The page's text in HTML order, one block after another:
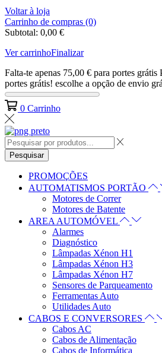
Voltar à loja
Carrinho de compras (0)
Subtotal: 0,00 €
Ver carrinhoFinalizar
Falta-te apenas 75,00 € para portes grátis
portes grátis! escolhe a opção de envio
0 Carrinho
Pesquisar
PROMOÇÕES
AUTOMATISMOS PORTÃO
Motores de Correr
Motores de Batente
AREA AUTOMÓVEL
Alarmes
Diagnóstico
Lâmpadas Xénon H1
Lâmpadas Xénon H3
Lâmpadas Xénon H7
Sensores de Parqueamento
Ferramentas Auto
Utilidades Auto
CABOS E CONVERSORES
Cabos AC
Cabos de Alimentação
Cabos de Informática